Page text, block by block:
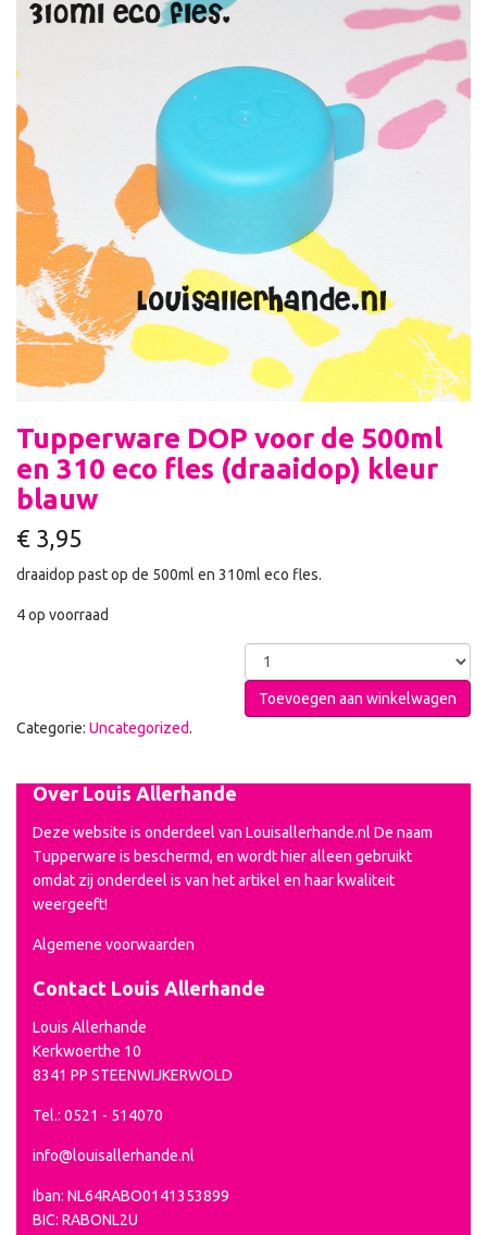
Tupperware DOP voor de 500ml
en 310 eco fles (draaidop) kleur
blauw
€ 3,95
draaidop past op de 500ml en 310ml eco fles.
4 op voorraad
Toevoegen aan winkelwagen
Categorie: Uncategorized.
Over Louis Allerhande
Deze website is onderdeel van Louisallerhande.nl De naam
Tupperware is beschermd, en wordt hier alleen gebruikt
omdat zij onderdeel is van het artikel en haar kwaliteit
weergeeft!
Algemene voorwaarden
Contact Louis Allerhande
Louis Allerhande
Kerkwoerthe 10
8341 PP STEENWIJKERWOLD
Tel.: 0521 - 514070
info@louisallerhande.nl
Iban: NL64RABO0141353899
BIC: RABONL2U